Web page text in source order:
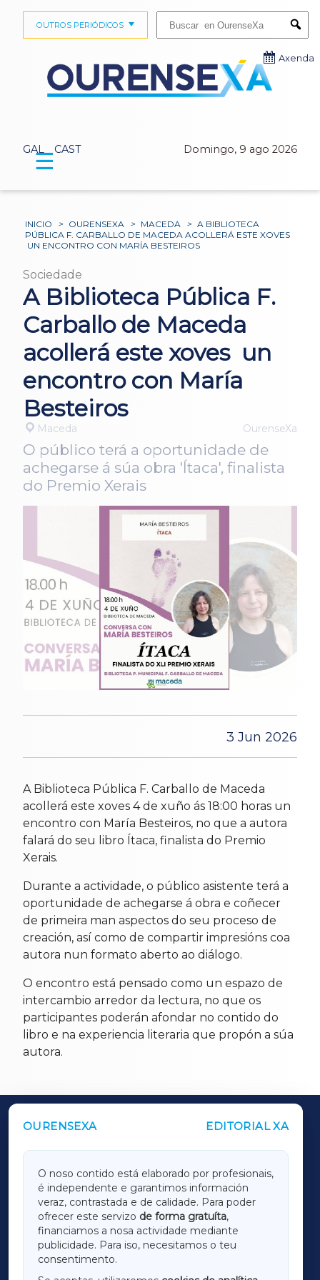
GAL CAST Domingo, 9 ago 2026
OUTROS PERIÓDICOS
Axenda
☰
INICIO > OURENSEXA > MACEDA > A BIBLIOTECA
PÚBLICA F. CARBALLO DE MACEDA ACOLLERÁ ESTE XOVES
UN ENCONTRO CON MARÍA BESTEIROS
Sociedade
A Biblioteca Pública F.
Carballo de Maceda
acollerá este xoves un
encontro con María
Besteiros
Maceda OurenseXa
O público terá a oportunidade de
achegarse á súa obra 'Ítaca', finalista
do Premio Xerais
3 Jun 2026
A Biblioteca Pública F. Carballo de Maceda
acollerá este xoves 4 de xuño ás 18:00 horas un
encontro con María Besteiros, no que a autora
falará do seu libro Ítaca, finalista do Premio
Xerais.
Durante a actividade, o público asistente terá a
oportunidade de achegarse á obra e coñecer
de primeira man aspectos do seu proceso de
creación, así como de compartir impresións coa
autora nun formato aberto ao diálogo.
O encontro está pensado como un espazo de
intercambio arredor da lectura, no que os
participantes poderán afondar no contido do
libro e na experiencia literaria que propón a súa
autora.
OURENSEXA EDITORIAL XA
O noso contido está elaborado por profesionais,
é independente e garantimos información
veraz, contrastada e de calidade. Para poder
ofrecer este servizo de forma gratuíta,
financiamos a nosa actividade mediante
publicidade. Para iso, necesitamos o teu
consentimento.
OUTROS PERIÓDICOS
LUGOXA
TERRACHAXA